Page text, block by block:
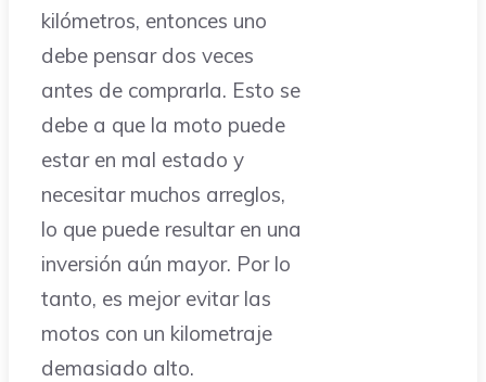
kilómetros, entonces uno
debe pensar dos veces
antes de comprarla. Esto se
debe a que la moto puede
estar en mal estado y
necesitar muchos arreglos,
lo que puede resultar en una
inversión aún mayor. Por lo
tanto, es mejor evitar las
motos con un kilometraje
demasiado alto.